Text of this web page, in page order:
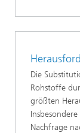
Die
Rohstoffe
größten
Nachfrage